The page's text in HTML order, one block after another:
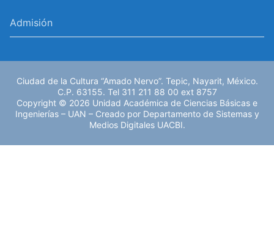
Admisión
Ciudad de la Cultura “Amado Nervo”. Tepic, Nayarit, México.
C.P. 63155. Tel 311 211 88 00 ext 8757
Copyright © 2026 Unidad Académica de Ciencias Básicas e
Ingenierías – UAN – Creado por Departamento de Sistemas y
Medios Digitales UACBI.